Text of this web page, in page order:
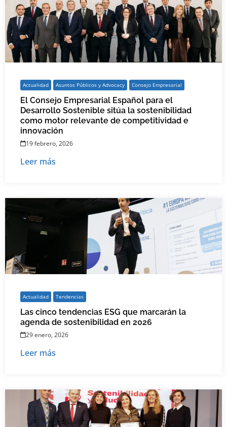
Actualidad Asuntos Públicos y Advocacy Consejo Empresarial
El Consejo Empresarial Español para el
Desarrollo Sostenible sitúa la sostenibilidad
como motor relevante de competitividad e
innovación
19 febrero, 2026
Leer más
Actualidad Tendencias
Las cinco tendencias ESG que marcarán la
agenda de sostenibilidad en 2026
29 enero, 2026
Leer más